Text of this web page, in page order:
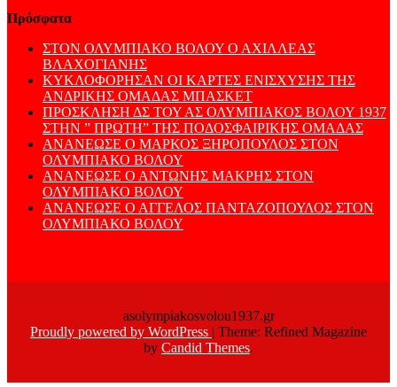
Πρόσφατα
ΣΤΟΝ ΟΛΥΜΠΙΑΚΟ ΒΟΛΟΥ Ο ΑΧΙΛΛΕΑΣ
ΒΛΑΧΟΓΙΑΝΗΣ
ΚΥΚΛΟΦΟΡΗΣΑΝ ΟΙ ΚΑΡΤΕΣ ΕΝΙΣΧΥΣΗΣ ΤΗΣ
ΑΝΔΡΙΚΗΣ ΟΜΑΔΑΣ ΜΠΑΣΚΕΤ
ΠΡΟΣΚΛΗΣΗ ΔΣ ΤΟΥ ΑΣ ΟΛΥΜΠΙΑΚΟΣ ΒΟΛΟΥ 1937
ΣΤΗΝ ” ΠΡΩΤΗ” ΤΗΣ ΠΟΔΟΣΦΑΙΡΙΚΗΣ ΟΜΑΔΑΣ
ΑΝΑΝΕΩΣΕ Ο ΜΑΡΚΟΣ ΞΗΡΟΠΟΥΛΟΣ ΣΤΟΝ
ΟΛΥΜΠΙΑΚΟ ΒΟΛΟΥ
ΑΝΑΝΕΩΣΕ Ο ΑΝΤΩΝΗΣ ΜΑΚΡΗΣ ΣΤΟΝ
ΟΛΥΜΠΙΑΚΟ ΒΟΛΟΥ
ΑΝΑΝΕΩΣΕ Ο ΑΓΓΕΛΟΣ ΠΑΝΤΑΖΟΠΟΥΛΟΣ ΣΤΟΝ
ΟΛΥΜΠΙΑΚΟ ΒΟΛΟΥ
asolympiakosvolou1937.gr
Proudly powered by WordPress | Theme: Refined Magazine
by Candid Themes.